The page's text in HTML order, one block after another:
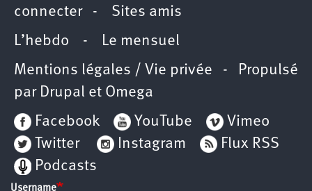
connecter- Sites amis
L’hebdo - Le mensuel
Mentions légales / Vie privée - Propulsé
par Drupal et Omega
Facebook
YouTube
Vimeo
Twitter
Instagram
Flux RSS
Podcasts
Username